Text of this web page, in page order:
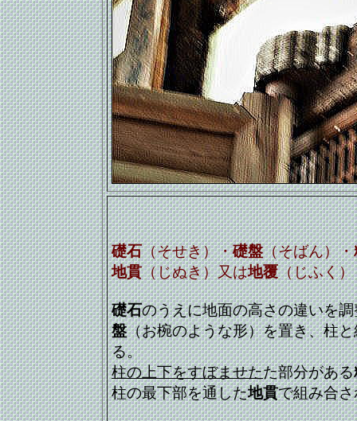
礎石（そせき）・礎盤（そばん）・
地貫（じぬき）又は地覆（じふく）
礎石のうえに地面の高さの違いを
盤（お椀のような形）を置き、柱
る。
柱の上下をすぼませたた部分がある
柱の最下部を通した地貫で組み合